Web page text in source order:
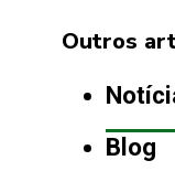
Outros
Blog